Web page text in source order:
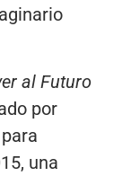
al Futuro
por
una